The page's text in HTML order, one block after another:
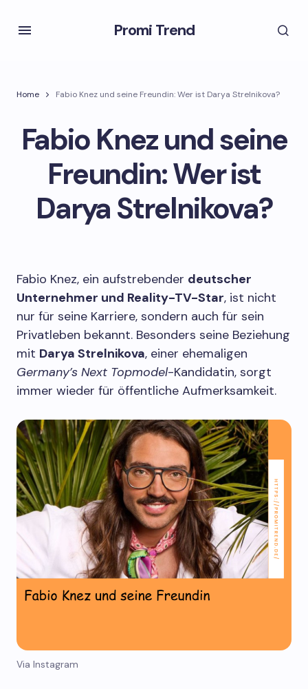
Promi Trend
Home Fabio Knez und seine Freundin: Wer ist Darya Strelnikova?
Fabio Knez und seine
Freundin: Wer ist
Darya Strelnikova?
Fabio Knez, ein aufstrebender deutscher
Unternehmer und Reality-TV-Star, ist nicht
nur für seine Karriere, sondern auch für sein
Privatleben bekannt. Besonders seine Beziehung
mit Darya Strelnikova, einer ehemaligen
Germany’s Next Topmodel-Kandidatin, sorgt
immer wieder für öffentliche Aufmerksamkeit.
Via Instagram